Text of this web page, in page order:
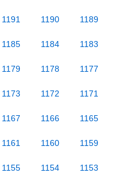
1191 1190 1189
1185 1184 1183
1179 1178 1177
1173 1172 1171
1167 1166 1165
1161 1160 1159
1155 1154 1153